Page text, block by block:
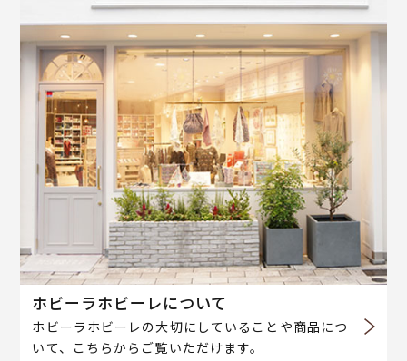
ホビーラホビーレについて
ホビーラホビーレの大切にしていることや商品につ
いて、こちらからご覧いただけます。